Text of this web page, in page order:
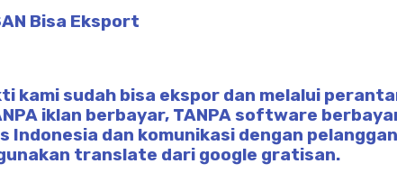
Bisa Eksport
kami sudah bisa ekspor dan melalui
iklan berbayar, TANPA software
Indonesia dan komunikasi dengan
translate dari google gratisan.